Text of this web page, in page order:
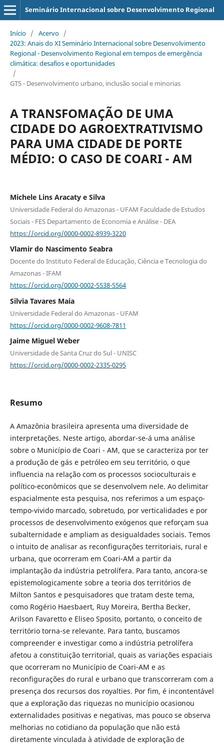
Seminário Internacional sobre Desenvolvimento Regional
Início / Acervo /
2023: Anais do XI Seminário Internacional sobre Desenvolvimento
Regional - Desenvolvimento Regional em tempos de emergência
climática: desafios e oportunidades
/
GT5 - Desenvolvimento urbano, inclusão social e minorias
A TRANSFOMAÇÃO DE UMA
CIDADE DO AGROEXTRATIVISMO
PARA UMA CIDADE DE PORTE
MÉDIO: O CASO DE COARI - AM
Michele Lins Aracaty e Silva
Universidade Federal do Amazonas - UFAM Faculdade de Estudos
Sociais - FES Departamento de Economia e Análise - DEA
https://orcid.org/0000-0002-8939-3220
Vlamir do Nascimento Seabra
Docente do Instituto Federal de Educação, Ciência e Tecnologia do
Amazonas - IFAM
https://orcid.org/0000-0002-5538-5564
Silvia Tavares Maia
Universidade Federal do Amazonas - UFAM
https://orcid.org/0000-0002-9608-7811
Jaime Miguel Weber
Universidade de Santa Cruz do Sul - UNISC
https://orcid.org/0000-0002-2335-0295
Resumo
A Amazônia brasileira apresenta uma diversidade de
interpretações. Neste artigo, abordar-se-á uma análise
sobre o Município de Coari - AM, que se caracteriza por ter
a produção de gás e petróleo em seu território, o que
influencia na relação com os processos socioculturais e
político-econômicos que se desenvolvem nele. Ao delimitar
espacialmente esta pesquisa, nos referimos a um espaço-
tempo-vivido marcado, sobretudo, por verticalidades e por
processos de desenvolvimento exógenos que reforçam sua
subalternidade e ampliam as desigualdades sociais. Temos
o intuito de analisar as reconfigurações territoriais, rural e
urbana, que ocorreram em Coari-AM a partir da
implantação da indústria petrolífera. Para tanto, ancora-se
epistemologicamente sobre a teoria dos territórios de
Milton Santos e pesquisadores que tratam deste tema,
como Rogério Haesbaert, Ruy Moreira, Bertha Becker,
Arilson Favaretto e Eliseo Sposito, portanto, o conceito de
território torna-se relevante. Para tanto, buscamos
compreender e investigar como a indústria petrolífera
afetou a constituição territorial, quais as variações espaciais
que ocorreram no Município de Coari-AM e as
reconfigurações do rural e urbano que transcorreram com a
presença dos recursos dos royalties. Por fim, é incontentável
que a exploração das riquezas no município ocasionou
externalidades positivas e negativas, mas pouco se observa
melhorias no cotidiano da população que não está
diretamente vinculada à atividade de exploração de